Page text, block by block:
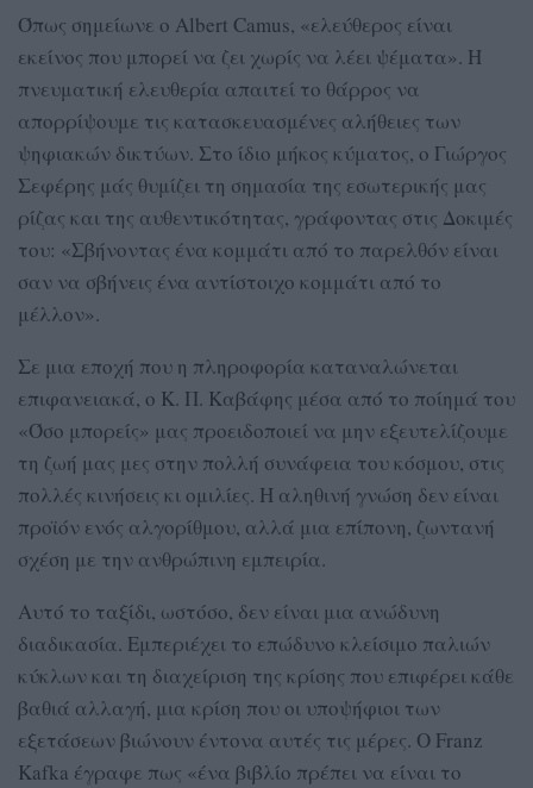
Όπως σημείωνε ο Albert Camus, «ελεύθερος είναι
εκείνος που μπορεί να ζει χωρίς να λέει ψέματα». Η
πνευματική ελευθερία απαιτεί το θάρρος να
απορρίψουμε τις κατασκευασμένες αλήθειες των
ψηφιακών δικτύων. Στο ίδιο μήκος κύματος, ο Γιώργος
Σεφέρης μάς θυμίζει τη σημασία της εσωτερικής μας
ρίζας και της αυθεντικότητας, γράφοντας στις Δοκιμές
του: «Σβήνοντας ένα κομμάτι από το παρελθόν είναι
σαν να σβήνεις ένα αντίστοιχο κομμάτι από το
μέλλον».
Σε μια εποχή που η πληροφορία καταναλώνεται
επιφανειακά, ο Κ. Π. Καβάφης μέσα από το ποίημά του
«Όσο μπορείς» μας προειδοποιεί να μην εξευτελίζουμε
τη ζωή μας μες στην πολλή συνάφεια του κόσμου, στις
πολλές κινήσεις κι ομιλίες. Η αληθινή γνώση δεν είναι
προϊόν ενός αλγορίθμου, αλλά μια επίπονη, ζωντανή
σχέση με την ανθρώπινη εμπειρία.
Αυτό το ταξίδι, ωστόσο, δεν είναι μια ανώδυνη
διαδικασία. Εμπεριέχει το επώδυνο κλείσιμο παλιών
κύκλων και τη διαχείριση της κρίσης που επιφέρει κάθε
βαθιά αλλαγή, μια κρίση που οι υποψήφιοι των
εξετάσεων βιώνουν έντονα αυτές τις μέρες. Ο Franz
Kafka έγραφε πως «ένα βιβλίο πρέπει να είναι το